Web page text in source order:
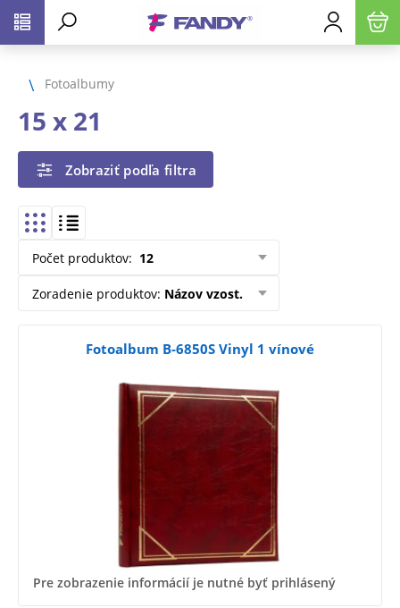
Fotoalbumy
15 x 21
Zobraziť podľa filtra
Počet produktov: 12
Zoradenie produktov: Názov vzost.
Fotoalbum B-6850S Vinyl 1 vínové
Pre zobrazenie informácií je nutné byť prihlásený